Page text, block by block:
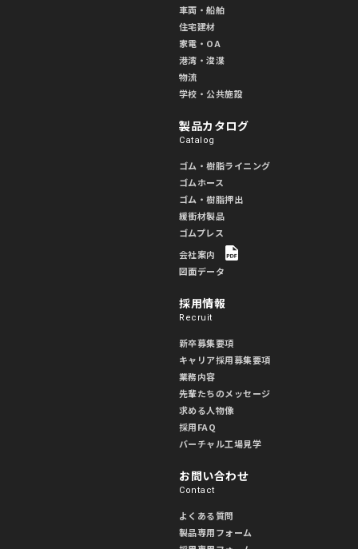
車両・船舶
住宅建材
家電・OA
港湾・浚渫
物流
学校・公共施設
製品カタログ
Catalog
ゴム・樹脂ライニング
ゴムホース
ゴム・樹脂押出
緩衝材製品
ゴムプレス
会社案内
図面データ
採用情報
Recruit
新卒募集要項
キャリア採用募集要項
業務内容
先輩たちのメッセージ
求める人物像
採用FAQ
バーチャル工場見学
お問い合わせ
Contact
よくある質問
製品専用フォーム